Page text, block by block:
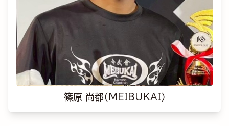
篠原 尚都（MEIBUKAI）